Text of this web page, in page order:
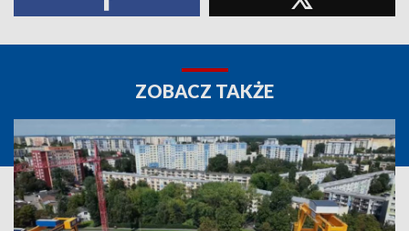
ZOBACZ TAKŻE